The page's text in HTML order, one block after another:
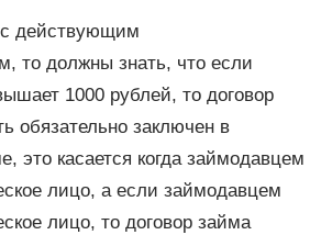
действующим
то должны знать, что если
1000 рублей, то договор
обязательно заключен в
это касается когда займодавцем
лицо, а если займодавцем
лицо, то договор займа